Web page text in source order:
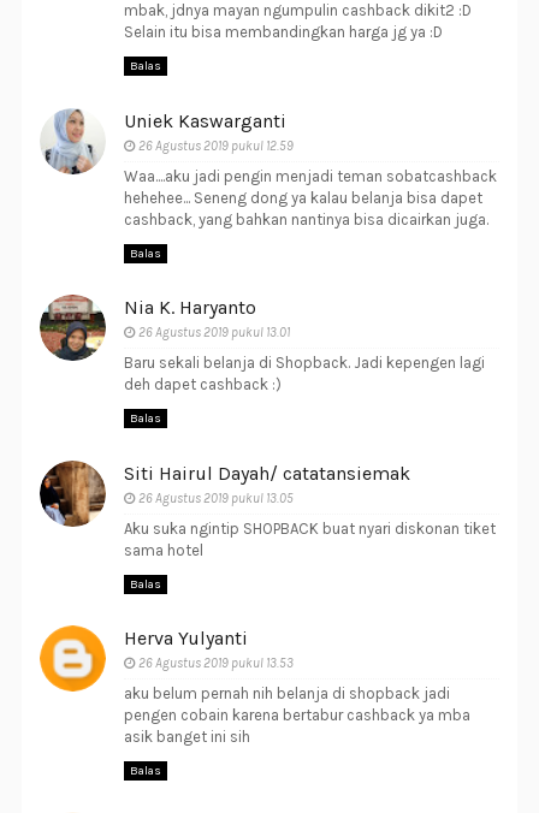
mbak, jdnya mayan ngumpulin cashback dikit2 :D
Selain itu bisa membandingkan harga jg ya :D
Balas
Uniek Kaswarganti
26 Agustus 2019 pukul 12.59
Waa....aku jadi pengin menjadi teman sobatcashback
hehehee... Seneng dong ya kalau belanja bisa dapet
cashback, yang bahkan nantinya bisa dicairkan juga.
Balas
Nia K. Haryanto
26 Agustus 2019 pukul 13.01
Baru sekali belanja di Shopback. Jadi kepengen lagi
deh dapet cashback :)
Balas
Siti Hairul Dayah/ catatansiemak
26 Agustus 2019 pukul 13.05
Aku suka ngintip SHOPBACK buat nyari diskonan tiket
sama hotel
Balas
Herva Yulyanti
26 Agustus 2019 pukul 13.53
aku belum pernah nih belanja di shopback jadi
pengen cobain karena bertabur cashback ya mba
asik banget ini sih
Balas